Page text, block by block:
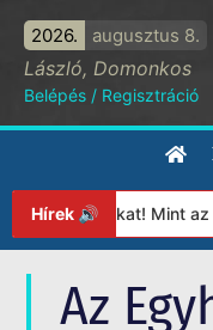
2026. augusztus 8.
László, Domonkos
Belépés / Regisztráció
Hírek 🔊Mint az már
Az